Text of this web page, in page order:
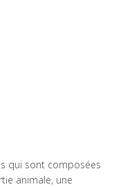
qui sont composées
animale, une